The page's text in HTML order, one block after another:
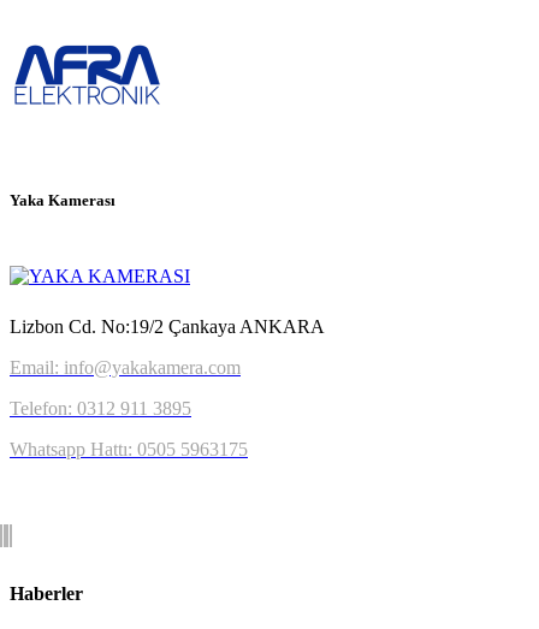
Yaka Kamerası
Lizbon Cd. No:19/2 Çankaya ANKARA
Email: info@yakakamera.com
Telefon: 0312 911 3895
Whatsapp Hattı: 0505 5963175
Haberler